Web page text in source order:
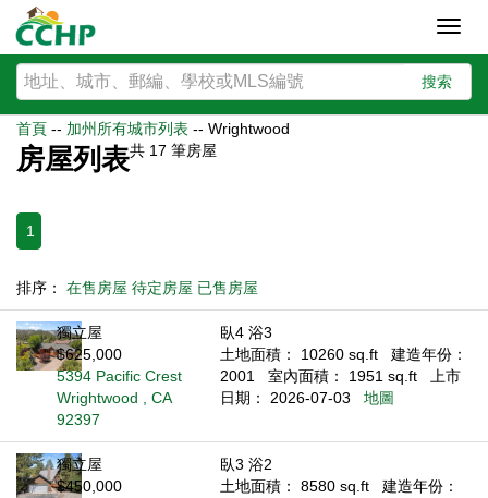
搜索
首頁 -- 加州所有城市列表 -- Wrightwood
房屋列表共 17 筆房屋
1
排序： 在售房屋 待定房屋 已售房屋
獨立屋
$625,000
5394 Pacific Crest
Wrightwood , CA
92397
臥4 浴3
土地面積： 10260 sq.ft
建造年份：
2001
室內面積： 1951 sq.ft
上市
日期： 2026-07-03
地圖
獨立屋
$450,000
臥3 浴2
土地面積： 8580 sq.ft
建造年份：